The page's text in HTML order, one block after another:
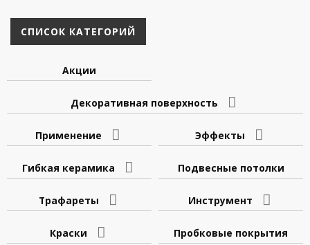
СПИСОК КАТЕГОРИЙ
Акции
Декоративная поверхность
Применение Эффекты
Гибкая керамика Подвесные потолки
Трафареты Инструмент
Краски Пробковые покрытия